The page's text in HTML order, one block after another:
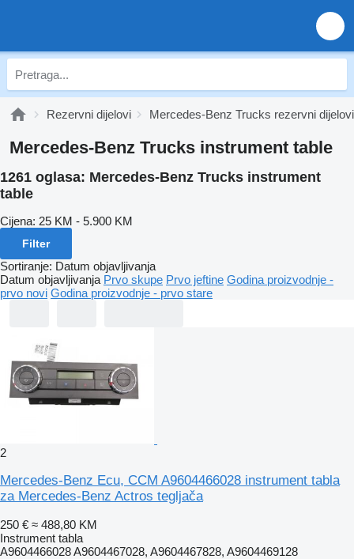
Rezervni dijelovi Mercedes-Benz Trucks rezervni dijelovi
Mercedes-Benz Trucks instrument table
1261 oglasa: Mercedes-Benz Trucks instrument
table
Cijena: 25 KM - 5.900 KM
Filter
Sortiranje: Datum objavljivanja
Datum objavljivanja Prvo skupe Prvo jeftine Godina proizvodnje -
prvo novi Godina proizvodnje - prvo stare
2
Mercedes-Benz Ecu, CCM A9604466028 instrument tabla
za Mercedes-Benz Actros tegljača
250 € ≈ 488,80 KM
Instrument tabla
A9604466028 A9604467028, A9604467828, A9604469128